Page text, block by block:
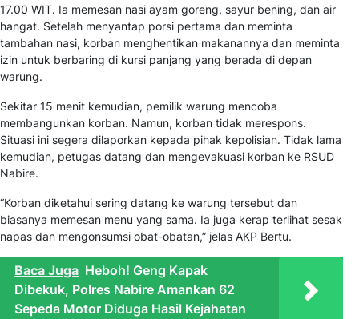
17.00 WIT. Ia memesan nasi ayam goreng, sayur bening, dan air
hangat. Setelah menyantap porsi pertama dan meminta
tambahan nasi, korban menghentikan makanannya dan meminta
izin untuk berbaring di kursi panjang yang berada di depan
warung.
Sekitar 15 menit kemudian, pemilik warung mencoba
membangunkan korban. Namun, korban tidak merespons.
Situasi ini segera dilaporkan kepada pihak kepolisian. Tidak lama
kemudian, petugas datang dan mengevakuasi korban ke RSUD
Nabire.
“Korban diketahui sering datang ke warung tersebut dan
biasanya memesan menu yang sama. Ia juga kerap terlihat sesak
napas dan mengonsumsi obat-obatan,” jelas AKP Bertu.
Baca Juga Heboh! Geng Kapak
Dibekuk, Polres Nabire Amankan 62
Sepeda Motor Diduga Hasil Kejahatan